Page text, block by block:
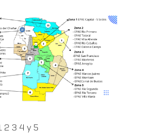
2 3 4 y 5